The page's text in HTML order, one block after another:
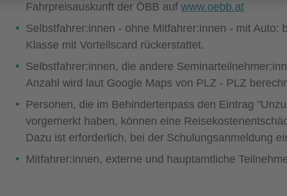
Fahrpreisauskunft der ÖBB auf www.oebb.at
Selbstfahrer:innen - ohne Mitfahrer:innen - mit
Klasse mit Vorteilscard rückerstattet.
Selbstfahrer:innen, die andere
Anzahl wird laut Google Maps von PLZ - PLZ
Personen, die im Behindertenpass den Eintrag
vorgemerkt haben, können eine
Dazu ist erforderlich, bei der Schulungsanmeldung
Mitfahrer:innen, externe und hauptamtliche